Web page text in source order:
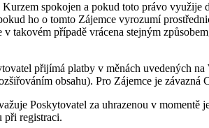
spokojen a pokud toto právo
ho o tomto Zájemce vyrozumí
v takovém případě vrácena stejným
přijímá platby v měnách uvedených
obsahu). Pro Zájemce je závazná
Poskytovatel za uhrazenou v
při registraci.